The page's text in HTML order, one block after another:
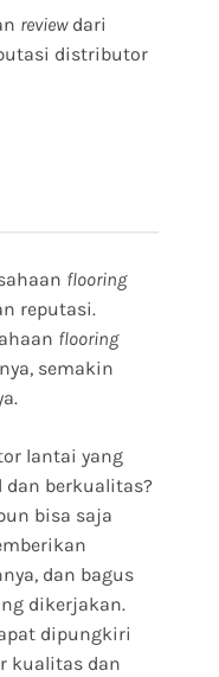
reviewdari
distributor
flooring
reputasi.
flooring
semakin
lantai yang
berkualitas?
bisa saja
dan bagus
dikerjakan.
dipungkiri
kualitas dan